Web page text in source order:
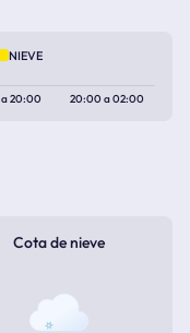
NIEVE
a20:00 20:00a02:00
Cota de nieve